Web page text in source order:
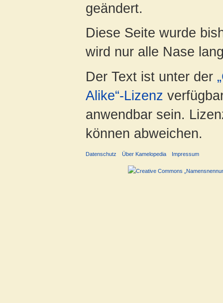
geändert.
Diese Seite wurde
wird nur alle Nase
Der Text ist unter der
Alike“-Lizenz
anwendbar sein.
können abweichen.
Datenschutz Über Kamelopedia Impressum